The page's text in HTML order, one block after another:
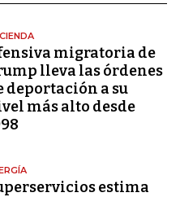
migratoria de
lleva las órdenes
deportación a su
más alto desde
estima